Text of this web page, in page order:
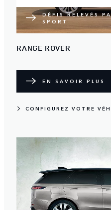
DÉFIS RELEVÉS
SPORT
RANGE ROVER
EN SAVOIR PLUS
CONFIGUREZ VOTRE